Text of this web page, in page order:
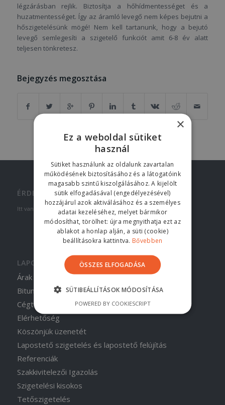
légzárásban rejlik. Biztosítja a hőhídmentességet és a
huzatmentességet. Így az áramló levegő nem képes bejutni a
hőszigetelésünk mögé! Nem kell tartanunk, hogy a bejutó
levegő semlegesíti a szigetelő funkciót amit 6-8 év alatt
teljesen tönkretesz.
Bejegyzés megosztása
ÉRDEKES LINKEK
Itt van néhány érdekes link. Élvezze a böngészést :)
LAPOK
Árak
Bitumenes szigetelés előnyei
Cégtörténet
Elérhetőség
Köszönjük üzenetét
Lapostető szigetelés és lapostető felújítás
Referenciák
Szakkivitelezői Igazolás
Szigetelési kisokos
Tetőszigetelés
×
Ez a weboldal sütiket
használ
Sütiket használunk az oldalunk zavartalan
működésének biztosításához és a látogatóink
magasabb szintű kiszolgálásához. A kijelölt
sütik elfogadásával (engedélyezésével)
hozzájárul azok aktiválásához és a személyes
adatai kezeléséhez, melyet bármikor
módosíthat, törölhet: újra megnyithatja ezt az
ablakot a honlap alján, a süti (cookie)
beállításokra kattintva. Bővebben
ÖSSZES ELFOGADÁSA
SÜTIBEÁLLÍTÁSOK MÓDOSÍTÁSA
POWERED BY COOKIESCRIPT